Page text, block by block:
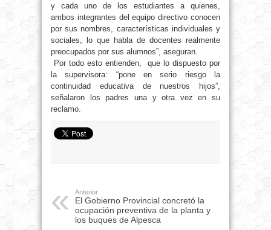
y cada uno de los estudiantes a quienes,
ambos integrantes del equipo directivo conocen
por sus nombres, características individuales y
sociales, lo que habla de docentes realmente
preocupados por sus alumnos”, aseguran.
Por todo esto entienden, que lo dispuesto por
la supervisora: “pone en serio riesgo la
continuidad educativa de nuestros hijos”,
señalaron los padres una y otra vez en su
reclamo.
Anterior:
El Gobierno Provincial concretó la
ocupación preventiva de la planta y
los buques de Alpesca